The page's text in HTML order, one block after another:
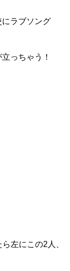
ラブソング
っちゃう！
左にこの2人、